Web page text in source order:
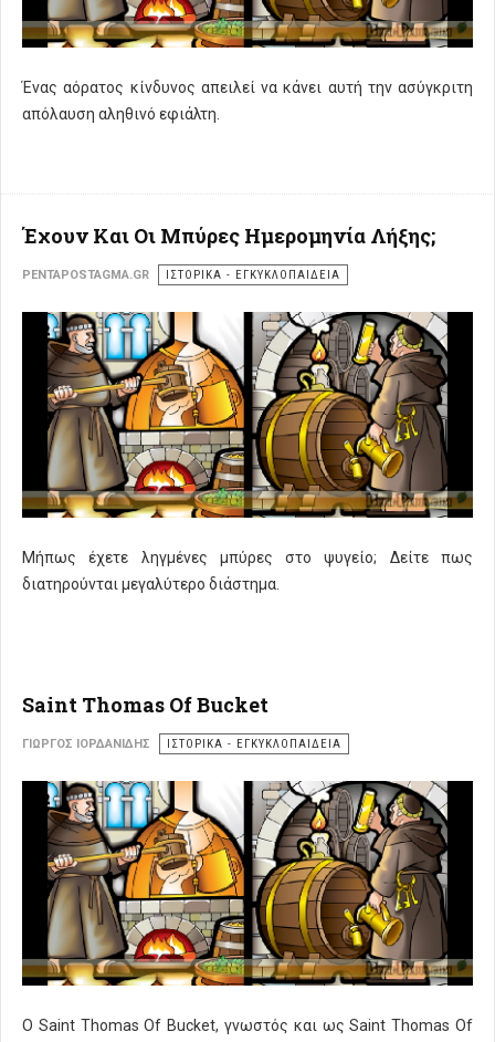
Ένας αόρατος κίνδυνος απειλεί να κάνει αυτή την ασύγκριτη
απόλαυση αληθινό εφιάλτη.
Έχουν Και Οι Μπύρες Ημερομηνία Λήξης;
PENTAPOSTAGMA.GR ΙΣΤΟΡΙΚΑ - ΕΓΚΥΚΛΟΠΑΙΔΕΙΑ
Μήπως έχετε ληγμένες μπύρες στο ψυγείο; Δείτε πως
διατηρούνται μεγαλύτερο διάστημα.
Saint Thomas Of Bucket
ΓΙΏΡΓΟΣ ΙΟΡΔΑΝΊΔΗΣ ΙΣΤΟΡΙΚΑ - ΕΓΚΥΚΛΟΠΑΙΔΕΙΑ
Ο Saint Thomas Of Bucket, γνωστός και ως Saint Thomas Of